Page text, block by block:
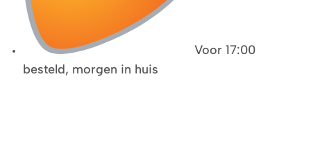
Voor 17:00
besteld, morgen in huis